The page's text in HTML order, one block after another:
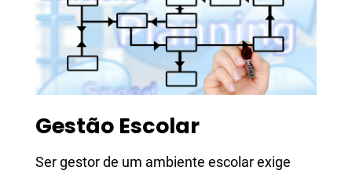
Gestão Escolar
Ser gestor de um ambiente escolar exige